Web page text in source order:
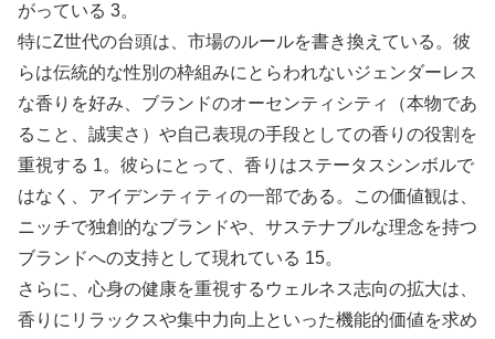
がっている 3。
特にZ世代の台頭は、市場のルールを書き換えている。彼
らは伝統的な性別の枠組みにとらわれないジェンダーレス
な香りを好み、ブランドのオーセンティシティ（本物であ
ること、誠実さ）や自己表現の手段としての香りの役割を
重視する 1。彼らにとって、香りはステータスシンボルで
はなく、アイデンティティの一部である。この価値観は、
ニッチで独創的なブランドや、サステナブルな理念を持つ
ブランドへの支持として現れている 15。
さらに、心身の健康を重視するウェルネス志向の拡大は、
香りにリラックスや集中力向上といった機能的価値を求め